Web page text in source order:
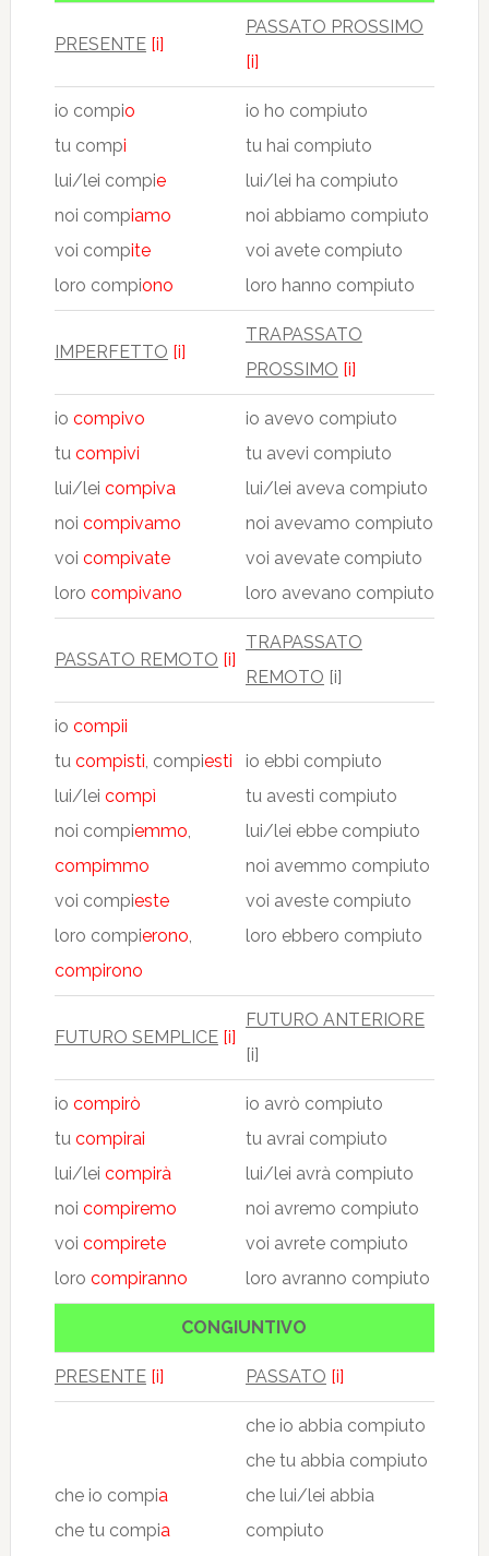
PRESENTE [i]
PASSATO PROSSIMO
[i]
io compio
tu compi
lui/lei compie
noi compiamo
voi compite
loro compiono
io ho compiuto
tu hai compiuto
lui/lei ha compiuto
noi abbiamo compiuto
voi avete compiuto
loro hanno compiuto
IMPERFETTO [i]
TRAPASSATO
PROSSIMO [i]
io compivo
tu compivi
lui/lei compiva
noi compivamo
voi compivate
loro compivano
io avevo compiuto
tu avevi compiuto
lui/lei aveva compiuto
noi avevamo compiuto
voi avevate compiuto
loro avevano compiuto
PASSATO REMOTO [i]
TRAPASSATO
REMOTO [i]
io compii
tu compisti, compiesti
lui/lei compì
noi compiemmo,
compimmo
voi compieste
loro compierono,
compirono
io ebbi compiuto
tu avesti compiuto
lui/lei ebbe compiuto
noi avemmo compiuto
voi aveste compiuto
loro ebbero compiuto
FUTURO SEMPLICE [i]
FUTURO ANTERIORE
[i]
io compirò
tu compirai
lui/lei compirà
noi compiremo
voi compirete
loro compiranno
io avrò compiuto
tu avrai compiuto
lui/lei avrà compiuto
noi avremo compiuto
voi avrete compiuto
loro avranno compiuto
CONGIUNTIVO
PRESENTE [i] PASSATO [i]
che io compia
che tu compia
che io abbia compiuto
che tu abbia compiuto
che lui/lei abbia
compiuto